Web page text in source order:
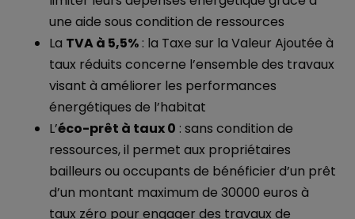
une aide sous condition de ressources
La TVA à 5,5%: la Taxe sur la Valeur Ajoutée à
taux réduits concerne l’ensemble des travaux
visant à améliorer les performances
énergétiques de l’habitat
L’éco-prêt à taux 0 : sans condition de
ressources, il permet aux propriétaires
bailleurs ou occupants de bénéficier d’un prêt
d’un montant maximum de 30000 euros à
taux zéro pour engager des travaux de